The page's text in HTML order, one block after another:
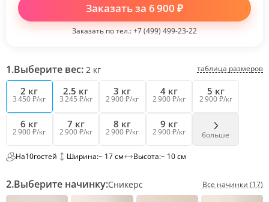
1.Выберите вес: 2 кг таблица размеров
2 кг
3 450 ₽/кг
2.5 кг
3 245 ₽/кг
3 кг
2 900 ₽/кг
4 кг
2 900 ₽/кг
5 кг
2 900 ₽/кг
6 кг
2 900 ₽/кг
7 кг
2 900 ₽/кг
8 кг
2 900 ₽/кг
9 кг
2 900 ₽/кг больше
На10гостей Ширина:~ 17 см Высота:~ 10 см
2.Выберите начинку:Сникерс Все начинки (17)
Заказать за 6 900 ₽
Заказать по тел.:+7 (499) 499-23-22